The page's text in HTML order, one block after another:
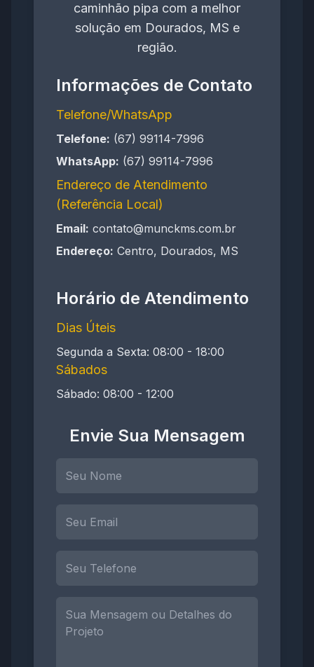
caminhão pipa com a melhor
solução em Dourados, MS e
região.
Informações de Contato
Telefone/WhatsApp
Telefone: (67) 99114-7996
WhatsApp: (67) 99114-7996
Endereço de Atendimento
(Referência Local)
Email: contato@munckms.com.br
Endereço: Centro, Dourados, MS
Horário de Atendimento
Dias Úteis
Segunda a Sexta: 08:00 - 18:00
Sábados
Sábado: 08:00 - 12:00
Envie Sua Mensagem